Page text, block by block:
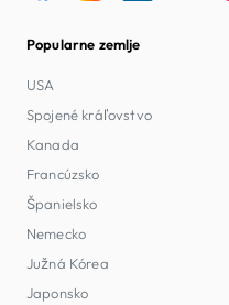
Popularne zemlje
USA
Spojené kráľovstvo
Kanada
Francúzsko
Španielsko
Nemecko
Južná Kórea
Japonsko